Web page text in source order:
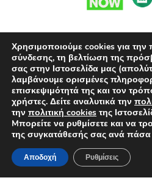
Όροι Χρήσης
Πολιτική προστασίας απορρήτου
Τρόποι Πληρωμής
Επιλογές Αποστολών
Πολιτική επιστροφών
Χρησιμοποιούμε cookies για
σύνδεσης, τη βελτίωση της
σας στην Ιστοσελίδα μας
λαμβάνουμε ορισμένες
επισκεψιμότητά της και τον
χρήστες. Δείτε αναλυτικά την
την πολιτική cookies της
Mπορείτε να ρυθμίσετε και να
της συγκατάθεσής σας ανά πάσα
Αποδοχή Ρυθμίσεις